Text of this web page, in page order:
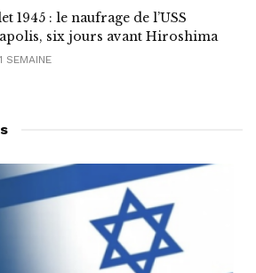
1945 : le naufrage de l’USS
six jours avant Hiroshima
SEMAINE